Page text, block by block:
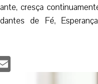
cresça
de Fé,